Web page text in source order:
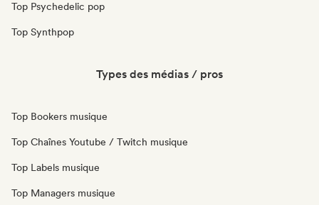
Top Psychedelic pop
Top Synthpop
Types des médias / pros
Top Bookers musique
Top Chaînes Youtube / Twitch musique
Top Labels musique
Top Managers musique